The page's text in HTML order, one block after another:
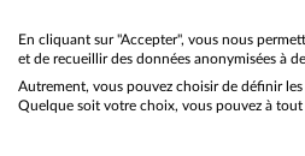
du lundi au vendredi
et de 13h30
No
Yes
En cliquant sur "Accepter", vous nous
et de recueillir des données anonymisées à
Autrement, vous pouvez choisir de définir les
Quelque soit votre choix, vous pouvez à